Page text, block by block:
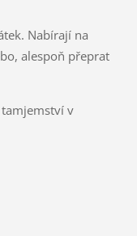
Nabírají na
alespoň přeprat
v